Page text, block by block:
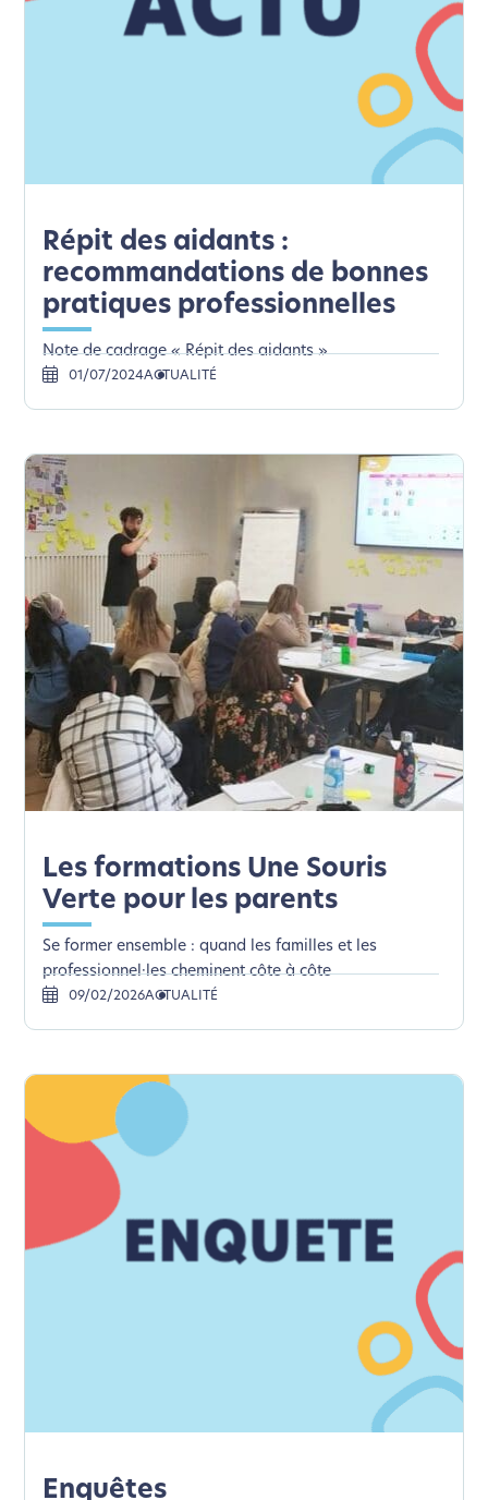
Répit des aidants :
recommandations de bonnes
pratiques professionnelles
Note de cadrage « Répit des aidants »
01/07/2024ACTUALITÉ
Les formations Une Souris
Verte pour les parents
Se former ensemble : quand les familles et les
professionnel·les cheminent côte à côte
09/02/2026ACTUALITÉ
Enquêtes